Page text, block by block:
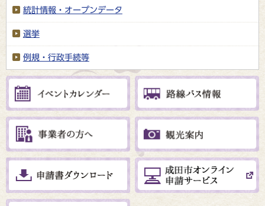
統計情報・オープンデータ
選挙
例規・行政手続等